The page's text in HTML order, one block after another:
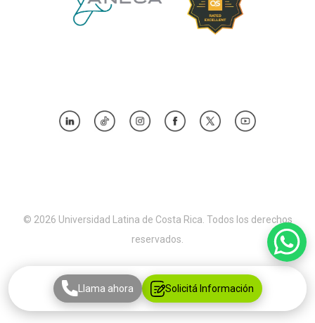
Solicitá Información
Llama ahora
© 2026 Universidad Latina de Costa Rica. Todos los derechos
reservados.